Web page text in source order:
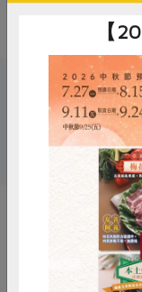
# 源冠
你
雞蛋
【